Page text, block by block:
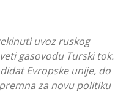
uvoz ruskog
gasovodu Turski tok.
Evropske unije, do
za novu politiku